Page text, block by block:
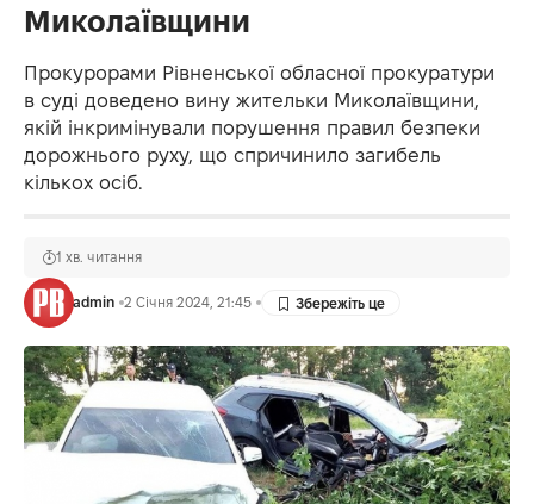
Миколаївщини
Прокурорами Рівненської обласної прокуратури
в суді доведено вину жительки Миколаївщини,
якій інкримінували порушення правил безпеки
дорожнього руху, що спричинило загибель
кількох осіб.
admin 2 Січня 2024, 21:45
1 хв. читання